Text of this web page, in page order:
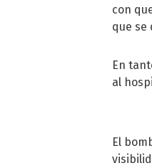
con
que se
En
al
El